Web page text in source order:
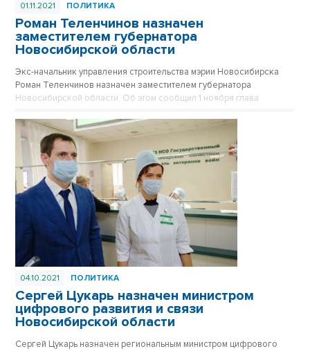
01.11.2021 ПОЛИТИКА
Роман Теленчинов назначен
заместителем губернатора
Новосибирской области
Экс-начальник управления строительства мэрии Новосибирска
Роман Теленчинов назначен заместителем губернатора
Новосибирской области. Об этом сообщил 1 ноября глава
правительстве.
04.10.2021 ПОЛИТИКА
Сергей Цукарь назначен министром
цифрового развития и связи
Новосибирской области
Сергей Цукарь назначен региональным министром цифрового